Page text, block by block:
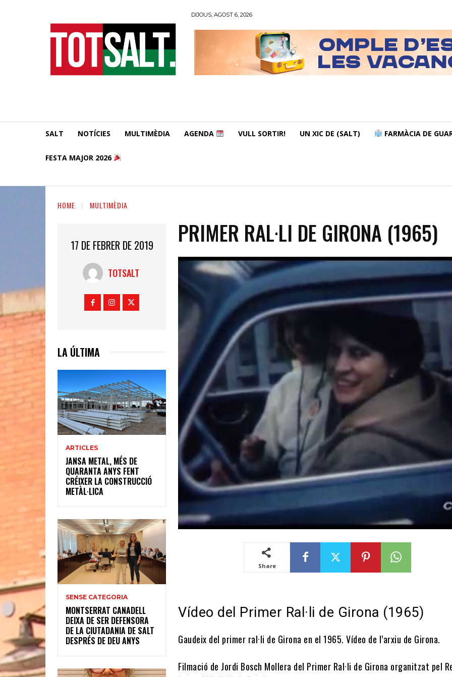
DIJOUS, AGOST 6, 2026
SALT NOTÍCIES MULTIMÈDIA AGENDA VULL SORTIR! UN XIC DE (SALT) FARMÀCIA DE
FESTA MAJOR 2026
HOME MULTIMÈDIA
17 DE FEBRER DE 2019
TOTSALT
LA ÚLTIMA
ARTICLES
JANSA METAL, MÉS DE
QUARANTA ANYS FENT
CRÉIXER LA CONSTRUCCIÓ
METÀL·LICA
SENSE CATEGORIA
MONTSERRAT CANADELL
DEIXA DE SER DEFENSORA
DE LA CIUTADANIA DE SALT
DESPRÉS DE DEU ANYS
PRIMER RAL·LI DE GIRONA (1965)
Share
Vídeo del Primer Ral·li de Girona (1965)
Gaudeix del primer ral·li de Girona en el 1965. Vídeo de l’arxiu de Girona.
Filmació de Jordi Bosch Mollera del Primer Ral·li de Girona organitzat pel